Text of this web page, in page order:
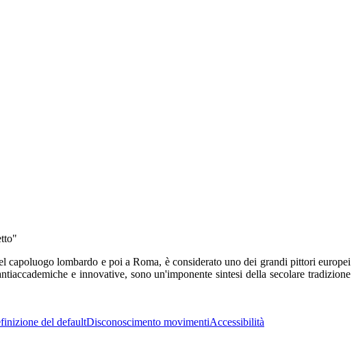
capoluogo lombardo e poi a Roma, è considerato uno dei grandi pittori europei
e innovative, sono un'imponente sintesi della secolare tradizione
del defaultDisconoscimento movimentiAccessibilità